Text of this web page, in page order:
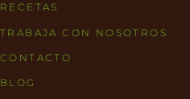
RECETAS
TRABAJA CON NOSOTROS
CONTACTO
BLOG